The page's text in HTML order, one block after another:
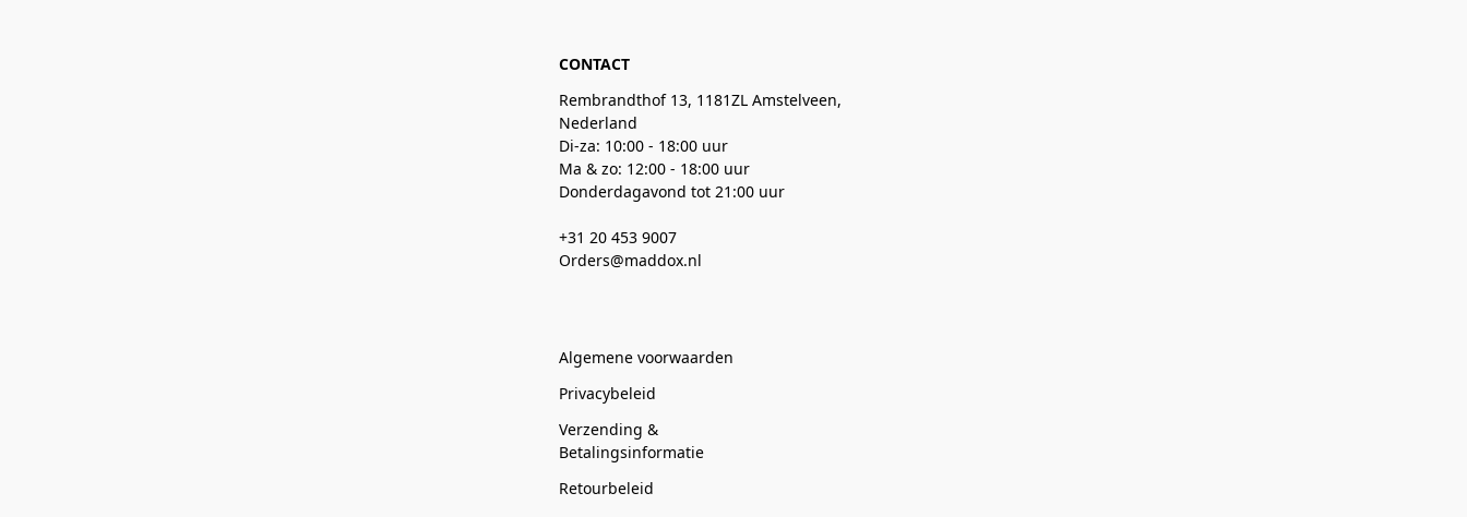
CONTACT
Rembrandthof 13, 1181ZL Amstelveen,
Nederland
Di-za: 10:00 - 18:00 uur
Ma & zo: 12:00 - 18:00 uur
Donderdagavond tot 21:00 uur
+31 20 453 9007
Orders@maddox.nl
Algemene voorwaarden
Privacybeleid
Verzending &
Betalingsinformatie
Retourbeleid